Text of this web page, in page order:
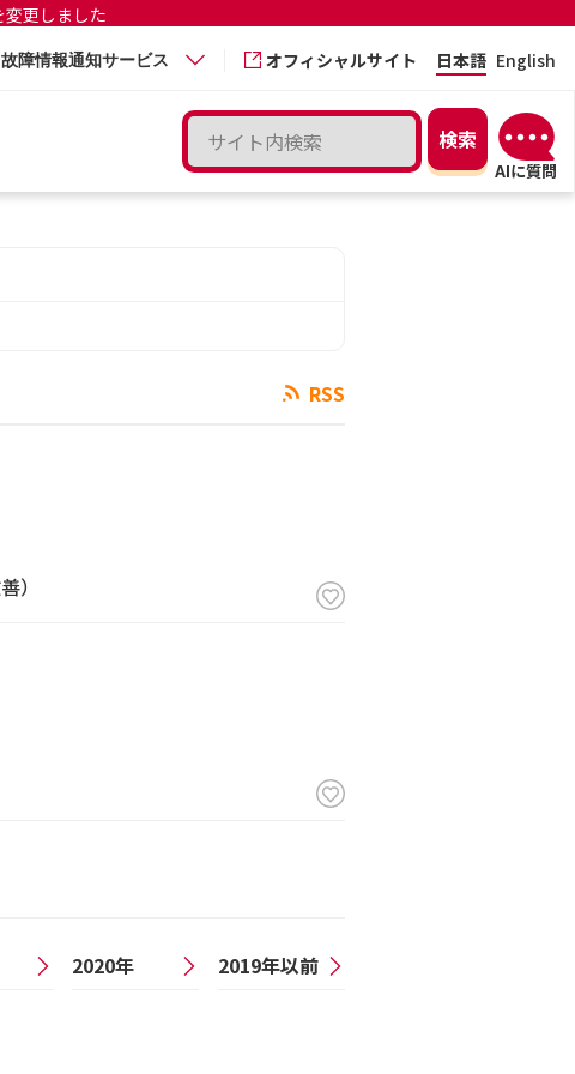
更しました
障情報通知サービス オフィシャルサイト 日本語 English
RSS
）
2020年 2019年以前